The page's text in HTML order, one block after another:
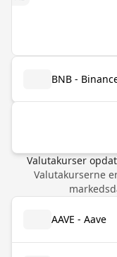
BNB -
Valutakurser
Valutakurserne
AAVE - Aave